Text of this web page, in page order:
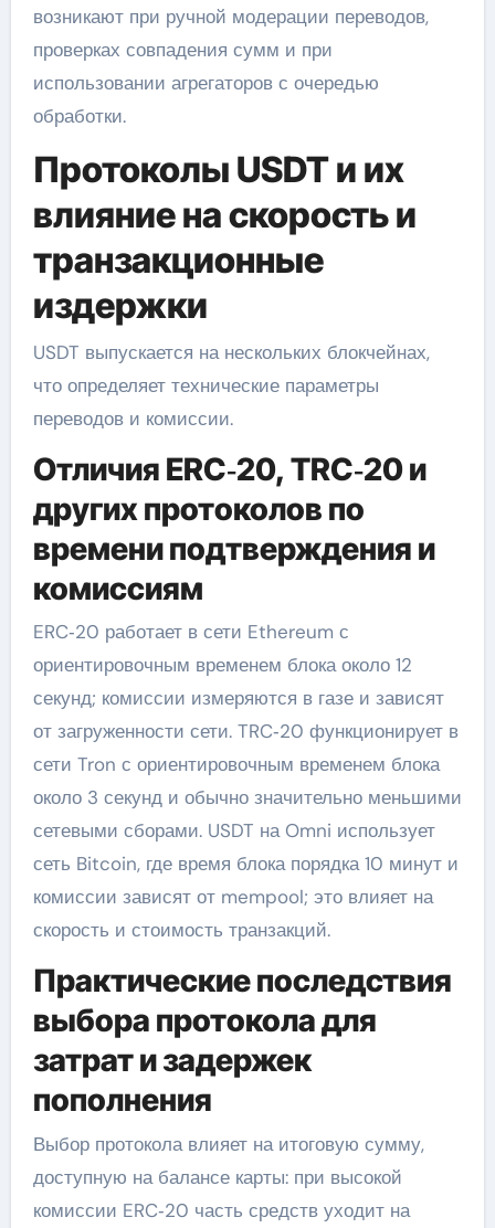
возникают при ручной модерации переводов,
проверках совпадения сумм и при
использовании агрегаторов с очередью
обработки.
Протоколы USDT и их
влияние на скорость и
транзакционные
издержки
USDT выпускается на нескольких блокчейнах,
что определяет технические параметры
переводов и комиссии.
Отличия ERC‑20, TRC‑20 и
других протоколов по
времени подтверждения и
комиссиям
ERC‑20 работает в сети Ethereum с
ориентировочным временем блока около 12
секунд; комиссии измеряются в газе и зависят
от загруженности сети. TRC‑20 функционирует в
сети Tron с ориентировочным временем блока
около 3 секунд и обычно значительно меньшими
сетевыми сборами. USDT на Omni использует
сеть Bitcoin, где время блока порядка 10 минут и
комиссии зависят от mempool; это влияет на
скорость и стоимость транзакций.
Практические последствия
выбора протокола для
затрат и задержек
пополнения
Выбор протокола влияет на итоговую сумму,
доступную на балансе карты: при высокой
комиссии ERC‑20 часть средств уходит на